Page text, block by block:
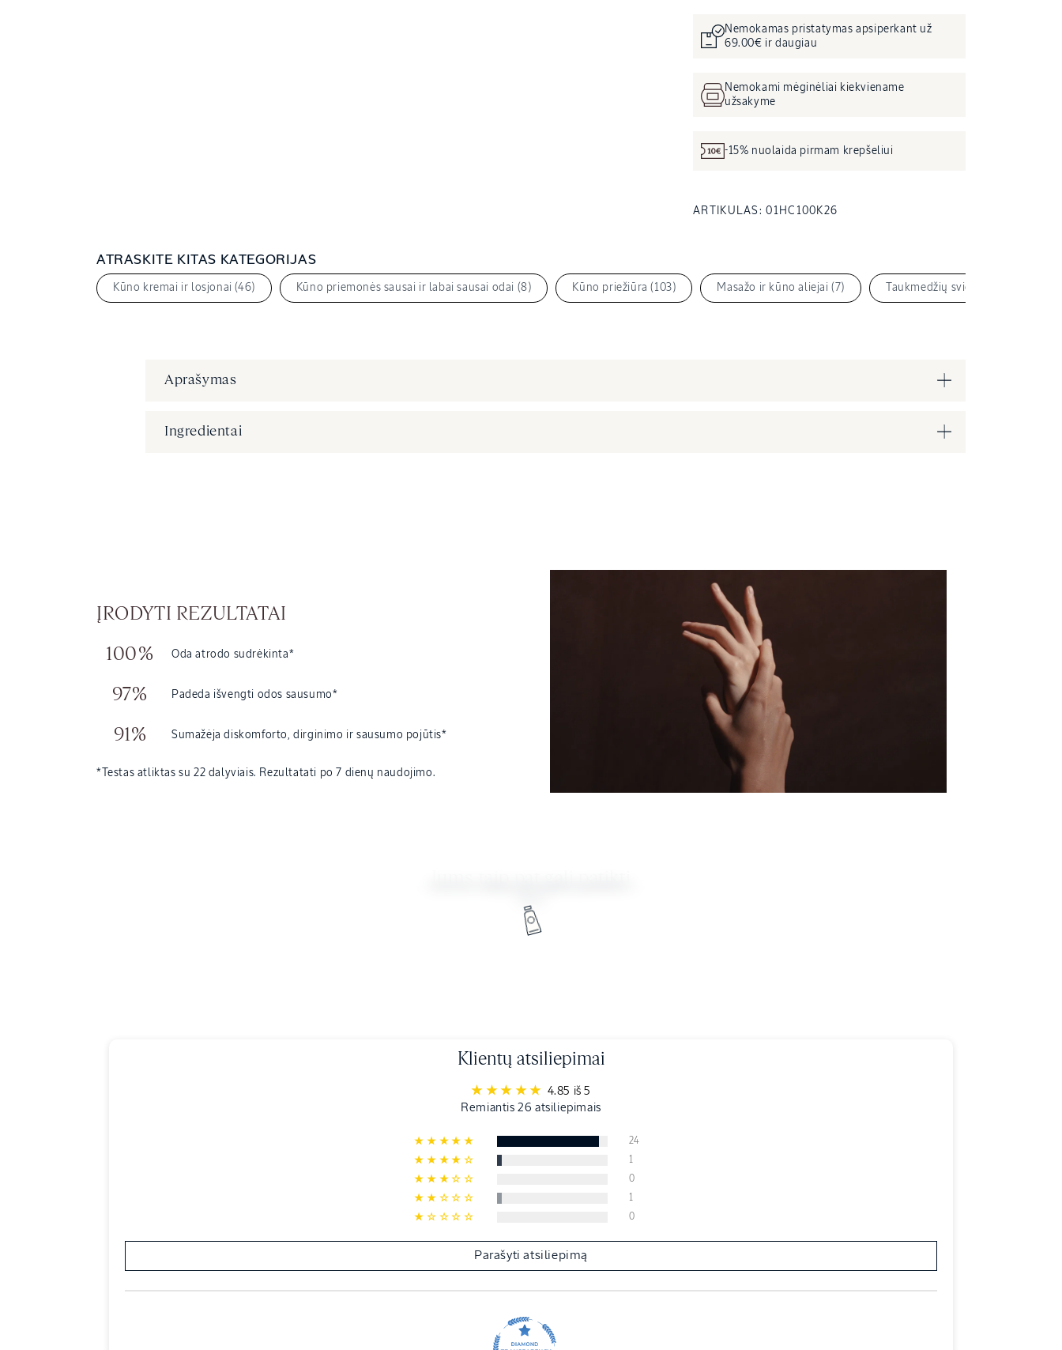
Nemokamas pristatymas apsiperkant už
69.00€ ir daugiau
Nemokami mėginėliai kiekviename
užsakyme
-15% nuolaida pirmam krepšeliui
ARTIKULAS:SKU
01HC100K26
ATRASKITE KITAS KATEGORIJAS
Kūno kremai ir losjonai (46) Kūno priemonės sausai ir labai sausai odai (8) Kūno priežiūra (103) Masažo ir kūno aliejai (7) Taukmedžių sviestas (34)
Aprašymas
Ingredientai
ĮRODYTI REZULTATAI
100% Oda atrodo sudrėkinta*
97% Padeda išvengti odos sausumo*
91% Sumažėja diskomforto, dirginimo ir sausumo pojūtis*
*Testas atliktas su 22 dalyviais. Rezultatati po 7 dienų naudojimo.
Klientų atsiliepimai
4.85 iš 5
Remiantis 26 atsiliepimais
24
1
0
1
0
Parašyti atsiliepimą